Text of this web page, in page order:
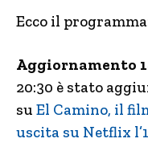
Ecco il
Aggiornamento
20:30 è stato
su El Camino, il
uscita su Netflix